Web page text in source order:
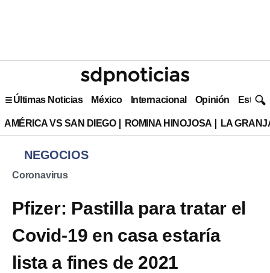
Últimas Noticias México Internacional Opinión Estilo
AMÉRICA VS SAN DIEGO ROMINA HINOJOSA LA
NEGOCIOS
Coronavirus
Pfizer: Pastilla para tratar el
Covid-19 en casa estaría
lista a fines de 2021